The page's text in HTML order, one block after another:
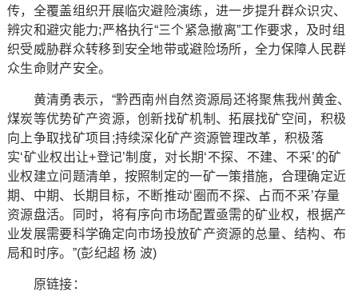
传，全覆盖组织开展临灾避险演练，进一步提升群众识灾、
辨灾和避灾能力;严格执行“三个紧急撤离”工作要求，及时组
织受威胁群众转移到安全地带或避险场所，全力保障人民群
众生命财产安全。
黄清勇表示，“黔西南州自然资源局还将聚焦我州黄金、
煤炭等优势矿产资源，创新找矿机制、拓展找矿空间，积极
向上争取找矿项目;持续深化矿产资源管理改革，积极落
实‘矿业权出让+登记’制度，对长期‘不探、不建、不采’的矿
业权建立问题清单，按照制定的一矿一策措施，合理确定近
期、中期、长期目标，不断推动‘圈而不探、占而不采’存量
资源盘活。同时，将有序向市场配置亟需的矿业权，根据产
业发展需要科学确定向市场投放矿产资源的总量、结构、布
局和时序。”(彭纪超 杨 波)
原链接：